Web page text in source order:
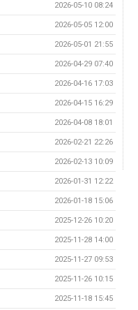
2026-05-10 08:24
2026-05-05 12:00
2026-05-01 21:55
2026-04-29 07:40
2026-04-16 17:03
2026-04-15 16:29
2026-04-08 18:01
2026-02-21 22:26
2026-02-13 10:09
2026-01-31 12:22
2026-01-18 15:06
2025-12-26 10:20
2025-11-28 14:00
2025-11-27 09:53
2025-11-26 10:15
2025-11-18 15:45